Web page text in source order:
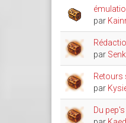
par
par
Retours
par
Du